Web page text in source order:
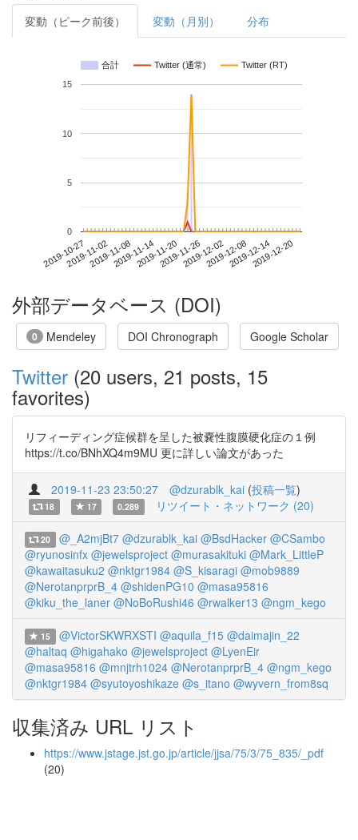
変動（ピーク前後） 変動（月別） 分布
合計 Twitter (通常) Twitter (RT)
2019-10-272019-11-022019-11-082019-11-142019-11-202019-11-262019-12-022019-12-082019-12-142019-12-20
0
5
10
15
外部データベース (DOI)
0 Mendeley DOI Chronograph Google Scholar
Twitter (20 users, 21 posts, 15
favorites)
リフィーディング症候群を呈した被嚢性腹膜硬化症の１例
https://t.co/BNhXQ4m9MU 更に詳しい論文があった
2019-11-23 23:50:27 @dzurablk_kai (投稿一覧)
18 17 0.289 リツイート・ネットワーク (20)
20 @_A2mjBt7 @dzurablk_kai @BsdHacker @CSambo
@ryunosinfx @jewelsproject @murasakituki @Mark_LittleP
@kawaitasuku2 @nktgr1984 @S_kisaragi @mob9889
@NerotanprprB_4 @shidenPG10 @masa95816
@kiku_the_laner @NoBoRushi46 @rwalker13 @ngm_kego
15 @VictorSKWRXSTI @aquila_f15 @daimajin_22
@haltaq @higahako @jewelsproject @LyenEir
@masa95816 @mnjtrh1024 @NerotanprprB_4 @ngm_kego
@nktgr1984 @syutoyoshikaze @s_itano @wyvern_from8sq
収集済み URL リスト
https://www.jstage.jst.go.jp/article/jjsa/75/3/75_835/_pdf
(20)